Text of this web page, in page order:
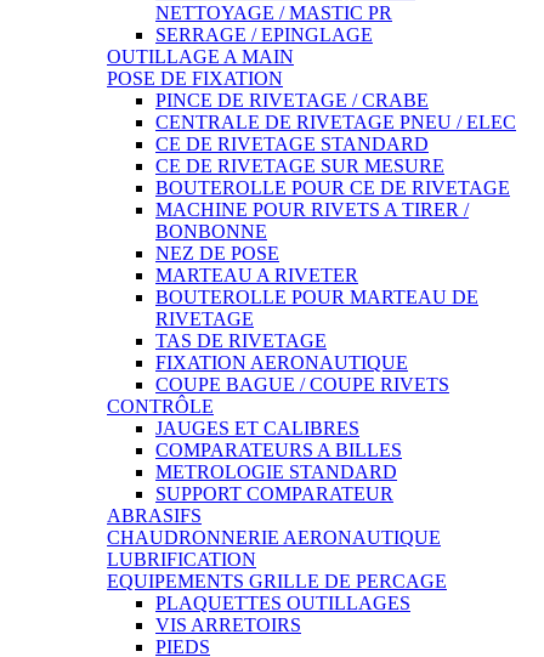
NETTOYAGE / MASTIC PR
SERRAGE / EPINGLAGE
OUTILLAGE A MAIN
POSE DE FIXATION
PINCE DE RIVETAGE / CRABE
CENTRALE DE RIVETAGE PNEU / ELEC
CE DE RIVETAGE STANDARD
CE DE RIVETAGE SUR MESURE
BOUTEROLLE POUR CE DE RIVETAGE
MACHINE POUR RIVETS A TIRER /
BONBONNE
NEZ DE POSE
MARTEAU A RIVETER
BOUTEROLLE POUR MARTEAU DE
RIVETAGE
TAS DE RIVETAGE
FIXATION AERONAUTIQUE
COUPE BAGUE / COUPE RIVETS
CONTRÔLE
JAUGES ET CALIBRES
COMPARATEURS A BILLES
METROLOGIE STANDARD
SUPPORT COMPARATEUR
ABRASIFS
CHAUDRONNERIE AERONAUTIQUE
LUBRIFICATION
EQUIPEMENTS GRILLE DE PERCAGE
PLAQUETTES OUTILLAGES
VIS ARRETOIRS
PIEDS